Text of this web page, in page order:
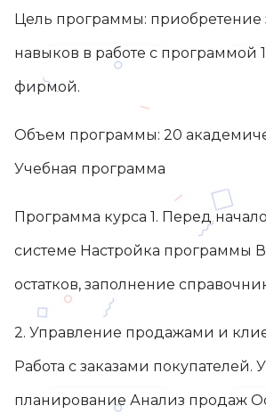
Цель программы: приобретение
навыков в работе с программой
фирмой.
Объем программы: 20
Учебная программа
Программа курса 1. Перед
системе Настройка программы
остатков, заполнение
2. Управление продажами и
Работа с заказами покупателей.
планирование Анализ продаж